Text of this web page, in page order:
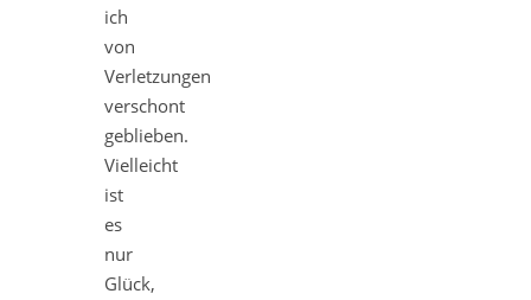
ich
von
Verletzungen
verschont
geblieben.
Vielleicht
ist
es
nur
Glück,